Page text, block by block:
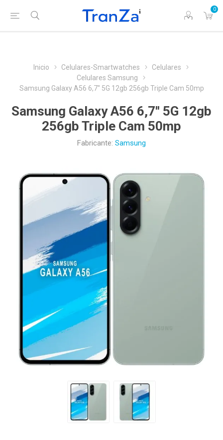
0
Inicio Celulares-Smartwatches
Celulares
Celulares Samsung
Samsung Galaxy A56 6,7'' 5G 12gb 256gb Triple Cam 50mp
Samsung Galaxy A56 6,7'' 5G 12gb
256gb Triple Cam 50mp
Fabricante: Samsung